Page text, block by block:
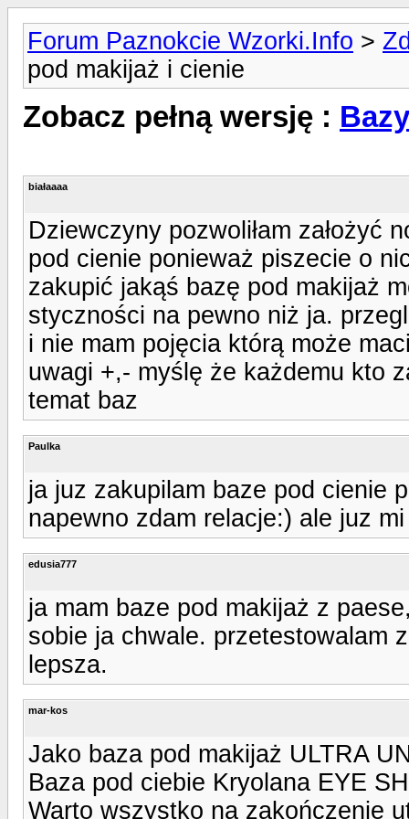
Forum Paznokcie Wzorki.Info >
pod makijaż i cienie
Zobacz pełną wersję :
białaaaa
Dziewczyny pozwoliłam założyć
pod cienie ponieważ piszecie o
zakupić jakąś bazę pod makijaż
styczności na pewno niż ja.
i nie mam pojęcia którą może
uwagi +,- myślę że każdemu kto
temat baz
Paulka
ja juz zakupilam baze pod cienie
napewno zdam relacje:) ale juz
edusia777
ja mam baze pod makijaż z
sobie ja chwale. przetestowalam
lepsza.
mar-kos
Jako baza pod makijaż ULTRA
Baza pod ciebie Kryolana EYE
Warto wszystko na zakończenie